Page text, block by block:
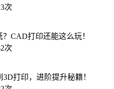
次
CAD打印还能这么玩！
次
打印，进阶提升秘籍！